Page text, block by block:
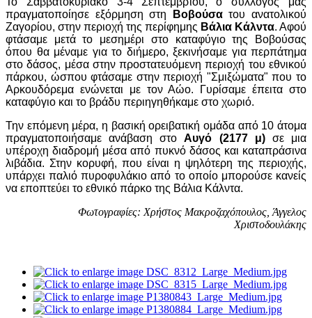
πραγματοποίησε εξόρμηση στη
Βοβούσατου ανατολικού
Ζαγορίου, στην περιοχή της περίφημης Βάλια Κάλντα. Αφού
φτάσαμε μετά το μεσημέρι στο καταφύγιο της Βοβούσας
όπου θα μέναμε για το διήμερο, ξεκινήσαμε για περπάτημα
στο δάσος, μέσα στην προστατευόμενη περιοχή του εθνικού
πάρκου, ώσπου φτάσαμε στην περιοχή "Σμιξώματα" που το
Αρκουδόρεμα ενώνεται με τον Αώο. Γυρίσαμε έπειτα στο
καταφύγιο και το βράδυ περιηγηθήκαμε στο χωριό.
Την επόμενη μέρα, η βασική ορειβατική ομάδα από 10 άτομα
πραγματοποιήσαμε ανάβαση στοΑυγό (2177 μ)σε μια
υπέροχη διαδρομή μέσα από πυκνό δάσος και καταπράσινα
λιβάδια. Στην κορυφή, που είναι η ψηλότερη της περιοχής,
υπάρχει παλιό πυροφυλάκιο από το οποίο μπορούσε κανείς
να εποπτεύει το εθνικό πάρκο της Βάλια Κάλντα.
Φωτογραφίες: Χρήστος Μακροζαχόπουλος, Άγγελος
Χριστοδουλάκης